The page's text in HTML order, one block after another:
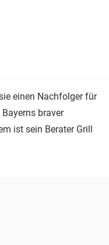
einen Nachfolger für
braver
ist sein Berater Grill